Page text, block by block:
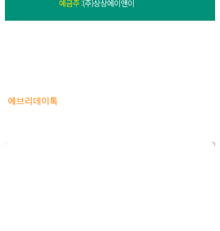
예금주 :(주)상상에이앤이
에브리데이톡